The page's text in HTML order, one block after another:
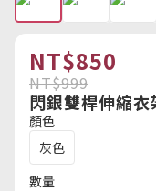
NT$850
NT$999
閃銀雙桿伸縮
顏色
灰色
數量